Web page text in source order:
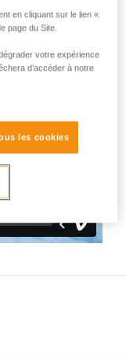
et d’apporter le
sur les chaussures
en cliquant sur le lien «
page du Site.
votre expérience
d’accéder à notre
les cookies